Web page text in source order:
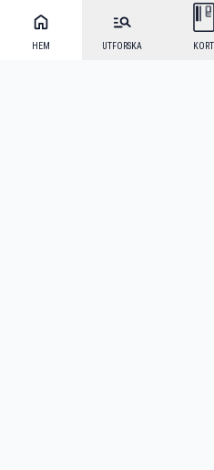
HEM UTFORSKA KORT